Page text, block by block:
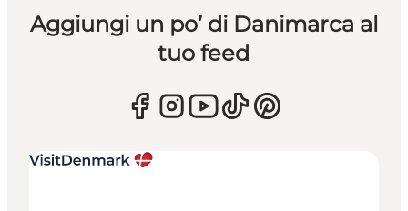
Aggiungi un po’ di Danimarca al
tuo feed